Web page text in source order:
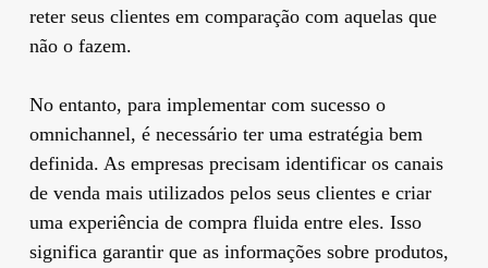
reter seus clientes em comparação com aquelas que
não o fazem.
No entanto, para implementar com sucesso o
omnichannel, é necessário ter uma estratégia bem
definida. As empresas precisam identificar os canais
de venda mais utilizados pelos seus clientes e criar
uma experiência de compra fluida entre eles. Isso
significa garantir que as informações sobre produtos,